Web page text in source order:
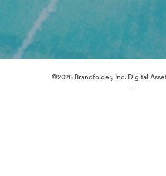
©2026 Brandfolder, Inc. Digital
·